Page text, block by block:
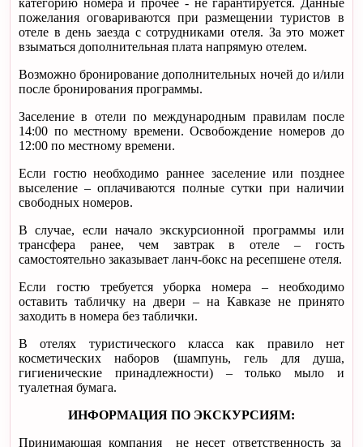
пожелания оговариваются при размещении туристов в
отеле в день заезда с сотрудниками отеля. За это может
взыматься дополнительная плата напрямую отелем.
Возможно бронирование дополнительных ночей до и/или
после бронирования программы.
Заселение в отели по международным правилам после
14:00 по местному времени. Освобождение номеров до
12:00 по местному времени.
Если гостю необходимо раннее заселение или позднее
выселение – оплачиваются полные сутки при наличии
свободных номеров.
В случае, если начало экскурсионной программы или
трансфера ранее, чем завтрак в отеле – гость
самостоятельно заказывает ланч-бокс на ресепшене отеля.
Если гостю требуется уборка номера – необходимо
оставить табличку на двери – на Кавказе не принято
заходить в номера без таблички.
В отелях туристического класса как правило нет
косметических наборов (шампунь, гель для душа,
гигиенические принадлежности) – только мыло и
туалетная бумага.
ИНФОРМАЦИЯ ПО ЭКСКУРСИЯМ:
Принимающая компания не несет ответственность за